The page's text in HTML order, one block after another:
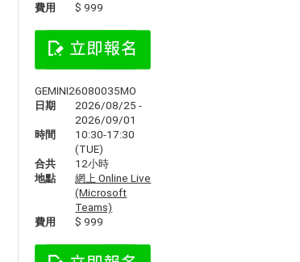
費用
$ 999
GEMINI26080035MO
日期
2026/08/25 -
2026/09/01
時間
10:30-17:30
(TUE)
合共
12小時
地點
網上 Online Live
(Microsoft
Teams)
費用
$ 999